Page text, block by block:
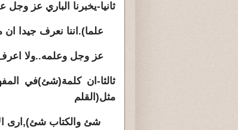
ثانيا-يخبرنا الباري عز
علما).اننا نعرف جيدا ان
عز وجل وعلمه..ولا
ثالثا-ان كلمة(شئ)في
مثل(القلم
شئ والكتاب شئ),ارى الاية